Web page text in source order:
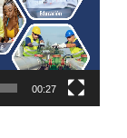
00:27